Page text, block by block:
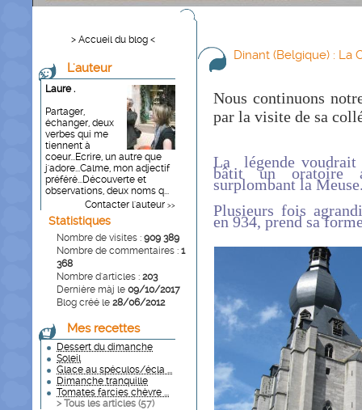
> Accueil du blog <
L'auteur
Laure .
Partager,
échanger, deux
verbes qui me
tiennent à
coeur...Ecrire, un autre que
j'adore...Calme, mon adjectif
préféré...Découverte et
observations, deux noms q...
Contacter l'auteur >>
Statistiques
Nombre de visites : 909 389
Nombre de commentaires : 1
368
Nombre d'articles : 203
Dernière màj le 09/10/2017
Blog créé le 28/06/2012
Mes recettes
Dessert du dimanche
Soleil
Glace au spéculos/écla ...
Dimanche tranquille
Tomates farcies chèvre ...
> Tous les articles (57)
Dinant (Belgique) : La
Nous continuons
par la visite de sa
La légende voudrait
bâtit un oratoire
surplombant la
Plusieurs fois
en 934, prend sa